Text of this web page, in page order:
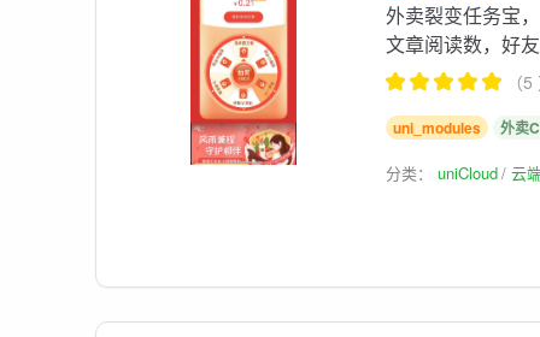
外卖裂变任务宝
文章阅读数，好
（
uni_modules 外卖
分类：uniCloud 云